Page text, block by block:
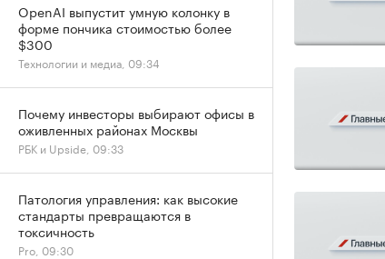
OpenAI выпустит умную колонку в
форме пончика стоимостью более
$300
Технологии и медиа, 09:34
Почему инвесторы выбирают офисы в
оживленных районах Москвы
РБК и Upside, 09:33
Патология управления: как высокие
стандарты превращаются в
токсичность
Pro, 09:30